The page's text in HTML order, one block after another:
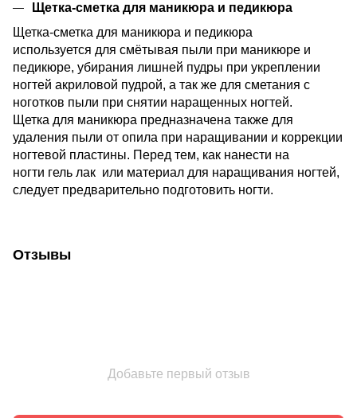
Щетка-сметка для маникюра и педикюра
Щетка-сметка для маникюра и педикюра
используется для смётывая пыли при маникюре и
педикюре, убирания лишней пудры при укреплении
ногтей акриловой пудрой, а так же для сметания с
ноготков пыли при снятии наращенных ногтей.
Щетка для маникюра предназначена также для
удаления пыли от опила при наращивании и коррекции
ногтевой пластины. Перед тем, как нанести на
ногти гель лак или материал для наращивания ногтей,
следует предварительно подготовить ногти.
Отзывы
Добавьте первый отзыв